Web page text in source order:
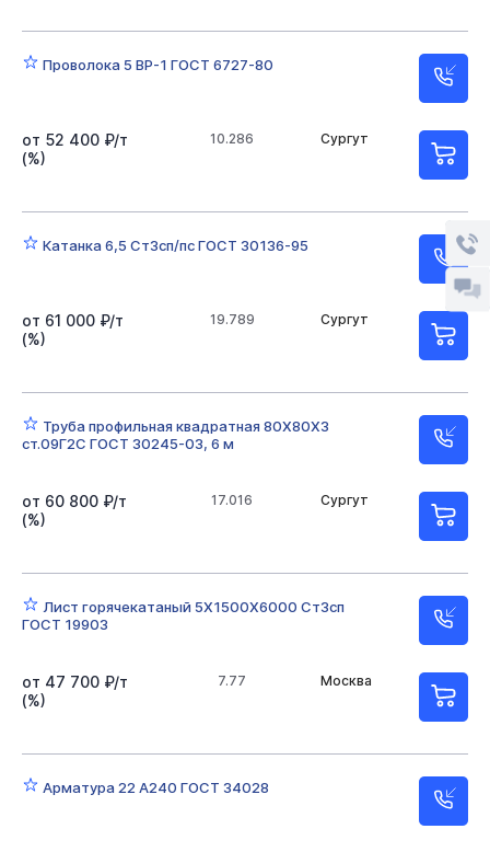
Проволока 5 ВР-1 ГОСТ 6727-80
Сургут
10.286
от 52 400 ₽/т
(%)
Катанка 6,5 Ст3сп/пс ГОСТ 30136-95
Сургут
19.789
от 61 000 ₽/т
(%)
Труба профильная квадратная 80Х80Х3
ст.09Г2С ГОСТ 30245-03, 6 м
Сургут
17.016
от 60 800 ₽/т
(%)
Лист горячекатаный 5Х1500Х6000 Ст3сп
ГОСТ 19903
Москва
7.77
от 47 700 ₽/т
(%)
Арматура 22 А240 ГОСТ 34028